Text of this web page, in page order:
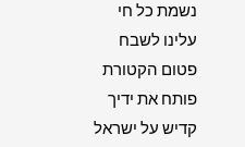
נשמת כל חי
עלינו לשבח
פטום הקטורת
פותח את ידיך
קדיש על ישראל